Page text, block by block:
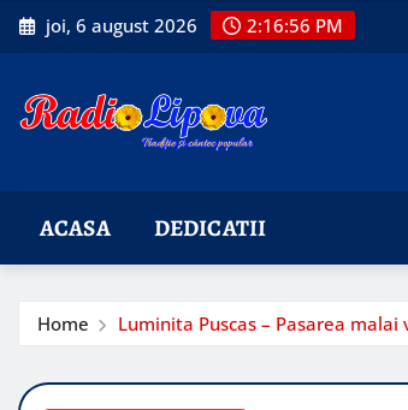
Skip
to
joi, 6 august 2026 2:16:57 PM
ACASA DEDICATII
Home Luminita Puscas – Pasarea malai